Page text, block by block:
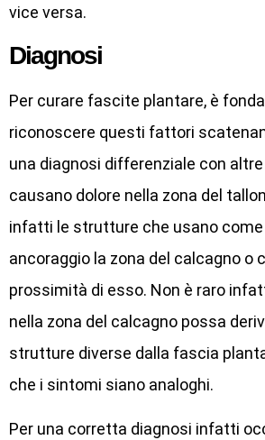
vice versa.
Diagnosi
Per curare fascite plantare, è
riconoscere questi fattori
una diagnosi differenziale con
causano dolore nella zona del
infatti le strutture che usano come
ancoraggio la zona del calcagno o
prossimità di esso. Non è raro
nella zona del calcagno possa
strutture diverse dalla fascia
che i sintomi siano analoghi.
Per una corretta diagnosi infatti